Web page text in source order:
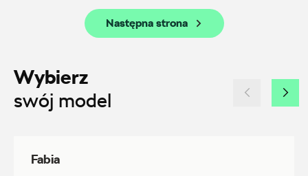
Następna strona
Wybierz
swój model
Fabia
ul. Stanisława Wernera 59, Radom
+48 483 311 804
Laski 10A, Przykona